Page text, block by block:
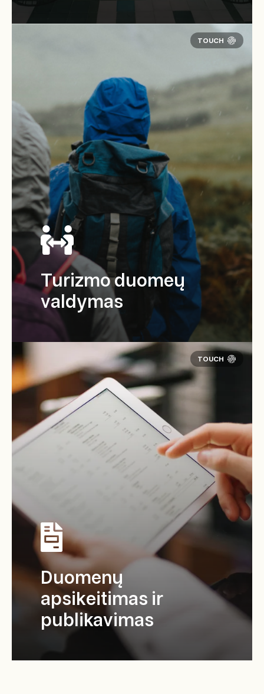
Turizmo duomeų
valdymas
Duomenų
apsikeitimas ir
publikavimas